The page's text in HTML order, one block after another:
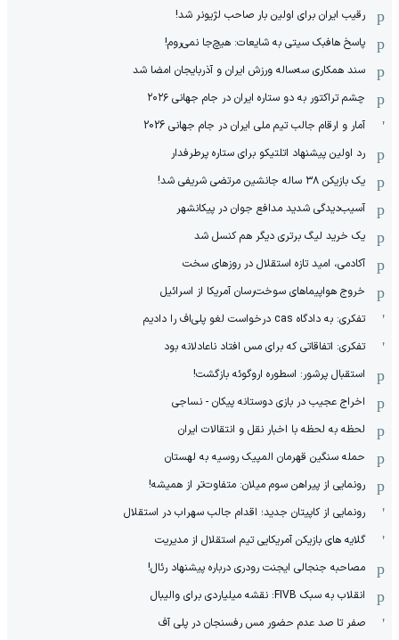
رقیب ایران برای اولین بار صاحب لژیونر شد!
پاسخ هافبک سیتی به شایعات: هیچ‌جا نمی‌روم!
سند همکاری سه‌ساله‌ ‌ورزش ایران و آذربایجان امضا شد
چشم تراکتور به دو ستاره ایران در جام جهانی ۲۰۲۶
آمار و ارقام جالب تیم ملی ایران در جام جهانی 2026
رد اولین پیشنهاد اتلتیکو برای ستاره پرطرفدار
یک بازیکن ۳۸ ساله جانشین مرتضی شریفی شد!
آسیب‌دیدگی شدید مدافع جوان در پیکانشهر
یک خرید لیگ برتری دیگر هم کنسل شد
آکادمی، امید تازه استقلال در روزهای سخت
خروج هواپیماهای سوخت‌رسان آمریکا از اسرائیل
تفکری: به دادگاه cas درخواست لغو پلی‌اف را دادیم
تفکری: اتفاقاتی که برای مس افتاد ناعادلانه بود
استقبال پرشور: اسطوره اروگوئه بازگشت!
اخراج عجیب در بازی دوستانه پیکان - نساجی
لحظه به لحظه با اخبار نقل و انتقالات ایران
حمله سنگین قهرمان المپیک روسیه به لهستان
رونمایی از پیراهن سوم میلان: متفاوت‌تر از همیشه!
رونمایی از کاپیتان جدید؛ اقدام جالب سهراب در استقلال
گلایه های بازیکن آمریکایی تیم استقلال از مدیریت
مصاحبه جنجالی ایجنت رودری درباره پیشنهاد رئال!
انقلاب به سبک FIVB: نقشه میلیاردی برای والیبال
صفر تا صد عدم حضور مس رفسنجان در پلی آف